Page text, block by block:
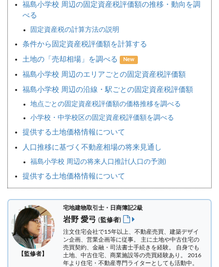
福島小学校 周辺の固定資産税評価額の推移・動向を調
べる
固定資産税の計算方法の説明
条件から固定資産税評価額を計算する
土地の「売却相場」を調べる New
福島小学校 周辺のエリアごとの固定資産税評価額
福島小学校 周辺の沿線・駅ごとの固定資産税評価額
地点ごとの固定資産税評価額の価格推移を調べる
小学校・中学校区の固定資産税評価額を調べる
提供する土地価格情報について
人口推移に基づく不動産相場の将来見通し
福島小学校 周辺の将来人口推計(人口の予測)
提供する土地価格情報について
【監修者】
宅地建物取引士・日商簿記2級
岩野 愛弓 (監修者)
注文住宅会社で15年以上、不動産売買、建築デザイ
ン企画、営業企画等に従事。 主に土地や中古住宅の
売買契約、金融・司法書士手続きを経験。 自身でも
土地、中古住宅、商業施設等の売買経験あり。 2016
年より住宅・不動産専門ライターとしても活動中。